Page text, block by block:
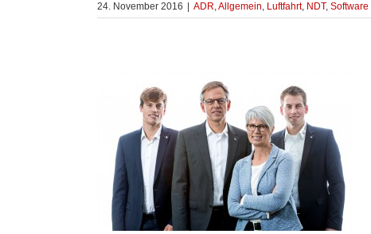
24. November 2016 ADR,Allgemein, Luftfahrt, NDT, Software